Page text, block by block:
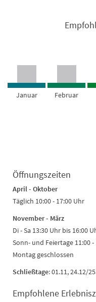
Januar Februar
Öffnungszeiten
April - Oktober
Täglich 10:00 - 17:00 Uhr
November - März
Di - Sa 13:30 Uhr bis 16:00
Sonn- und Feiertage 11:00 -
Montag geschlossen
Schließtage: 01.11, 24.12/
Empfohlene